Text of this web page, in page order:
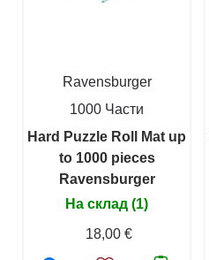
Ravensburger
1000 Части
Hard Puzzle Roll Mat up
to 1000 pieces
Ravensburger
На склад (1)
18,00 €